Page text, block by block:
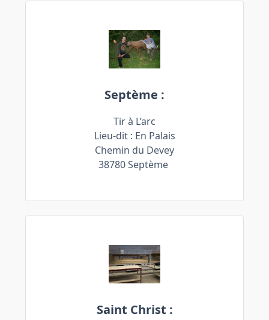
Septème :
Tir à L’arc
Lieu-dit : En Palais
Chemin du Devey
38780 Septème
Saint Christ :